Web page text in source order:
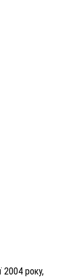
2004 року,